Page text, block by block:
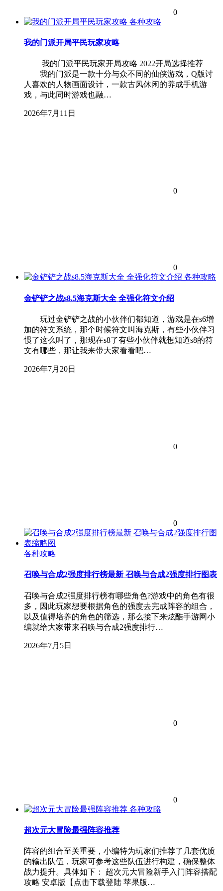
0
各种攻略
我的门派开局平民玩家攻略
我的门派平民玩家开局攻略 2022开局选择推荐
我的门派是一款十分与众不同的仙侠游戏，Q版讨
人喜欢的人物画面设计，一款古风休闲的养成手机游
戏，与此同时游戏也融…
2026年7月11日
0
0
各种攻略
金铲铲之战s8.5海克斯大全 全强化符文介绍
玩过金铲铲之战的小伙伴们都知道，游戏是在s6增
加的符文系统，那个时候符文叫海克斯，有些小伙伴习
惯了这么叫了，那现在s8了有些小伙伴就想知道s8的符
文有哪些，那让我来带大家看看吧…
2026年7月20日
0
0
各种攻略
召唤与合成2强度排行榜最新 召唤与合成2强度排行图表
召唤与合成2强度排行榜有哪些角色?游戏中的角色有很
多，因此玩家想要根据角色的强度去完成阵容的组合，
以及值得培养的角色的筛选，那么接下来炫酷手游网小
编就给大家带来召唤与合成2强度排行…
2026年7月5日
0
0
各种攻略
超次元大冒险最强阵容推荐
阵容的组合至关重要，小编特为玩家们推荐了几套优质
的输出队伍，玩家可参考这些队伍进行构建，确保整体
战力提升。具体如下： 超次元大冒险新手入门阵容搭配
攻略 安卓版【点击下载登陆 苹果版…